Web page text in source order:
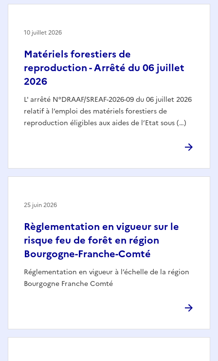
Matériels forestiers de
reproduction - Arrêté du 06 juillet
2026
L' arrêté N°DRAAF/SREAF-2026-09 du 06 juillet 2026
relatif à l’emploi des matériels forestiers de
reproduction éligibles aux aides de l’Etat sous (…)
10 juillet 2026
Règlementation en vigueur sur le
risque feu de forêt en région
Bourgogne-Franche-Comté
Réglementation en vigueur à l’échelle de la région
Bourgogne Franche Comté
25 juin 2026